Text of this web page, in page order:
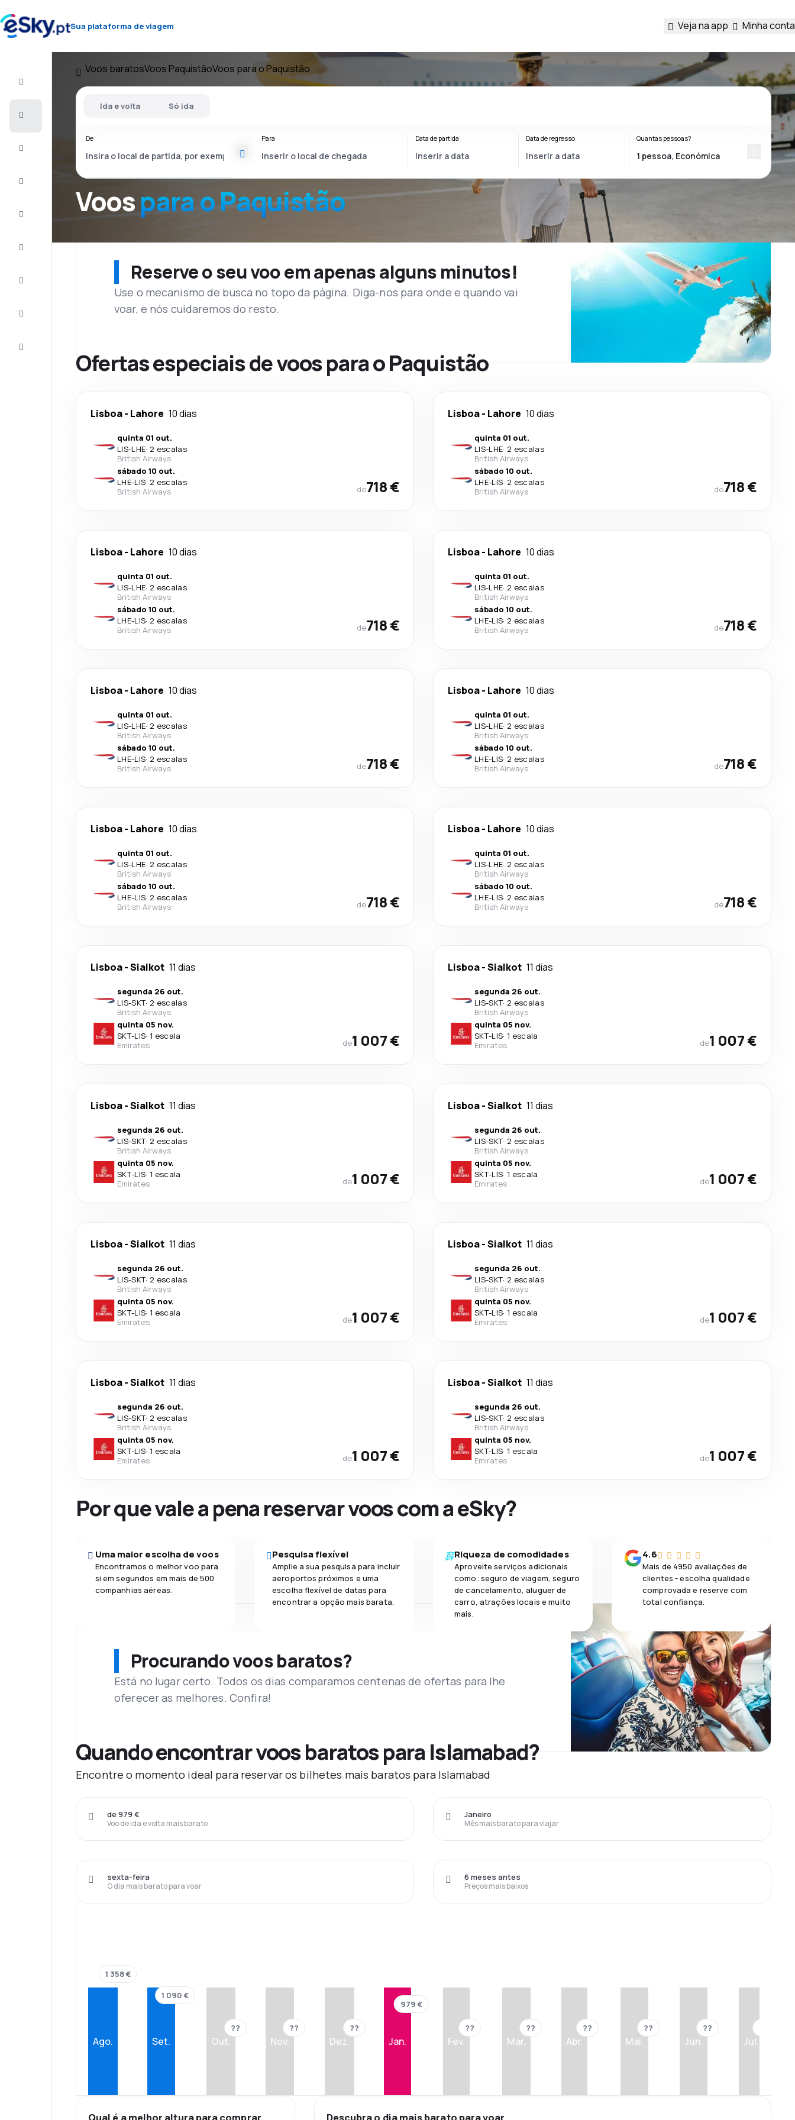
Sua plataforma de viagem Veja na app Minha conta
Voos baratosVoos PaquistãoVoos para o Paquistão
Voospara o Paquistão
Ida e volta Só ida
De Para Data de partida Data de regresso Quantas pessoas?
Reserve o seu voo em apenas alguns minutos!
Use o mecanismo de busca no topo da página. Diga-nos para onde e quando vai
voar, e nós cuidaremos do resto.
Ofertas especiais de voos para o Paquistão
Lisboa- Lahore 10 dias
quinta 01 out.
LIS-LHE· 2 escalas
British Airways
sábado 10 out.
LHE-LIS· 2 escalas
British Airways
de718 €
Lisboa- Lahore 10 dias
quinta 01 out.
LIS-LHE· 2 escalas
British Airways
sábado 10 out.
LHE-LIS· 2 escalas
British Airways
de718 €
Lisboa- Lahore 10 dias
quinta 01 out.
LIS-LHE· 2 escalas
British Airways
sábado 10 out.
LHE-LIS· 2 escalas
British Airways
de718 €
Lisboa- Lahore 10 dias
quinta 01 out.
LIS-LHE· 2 escalas
British Airways
sábado 10 out.
LHE-LIS· 2 escalas
British Airways
de718 €
Lisboa- Lahore 10 dias
quinta 01 out.
LIS-LHE· 2 escalas
British Airways
sábado 10 out.
LHE-LIS· 2 escalas
British Airways
de718 €
Lisboa- Lahore 10 dias
quinta 01 out.
LIS-LHE· 2 escalas
British Airways
sábado 10 out.
LHE-LIS· 2 escalas
British Airways
de718 €
Lisboa- Lahore 10 dias
quinta 01 out.
LIS-LHE· 2 escalas
British Airways
sábado 10 out.
LHE-LIS· 2 escalas
British Airways
de718 €
Lisboa- Lahore 10 dias
quinta 01 out.
LIS-LHE· 2 escalas
British Airways
sábado 10 out.
LHE-LIS· 2 escalas
British Airways
de718 €
Lisboa-Sialkot 11 dias
segunda 26 out.
LIS-SKT· 2 escalas
British Airways
quinta 05 nov.
SKT-LIS· 1 escala
Emirates
de1 007 €
Lisboa-Sialkot 11 dias
segunda 26 out.
LIS-SKT· 2 escalas
British Airways
quinta 05 nov.
SKT-LIS· 1 escala
Emirates
de1 007 €
Lisboa-Sialkot 11 dias
segunda 26 out.
LIS-SKT· 2 escalas
British Airways
quinta 05 nov.
SKT-LIS· 1 escala
Emirates
de1 007 €
Lisboa-Sialkot 11 dias
segunda 26 out.
LIS-SKT· 2 escalas
British Airways
quinta 05 nov.
SKT-LIS· 1 escala
Emirates
de1 007 €
Lisboa-Sialkot 11 dias
segunda 26 out.
LIS-SKT· 2 escalas
British Airways
quinta 05 nov.
SKT-LIS· 1 escala
Emirates
de1 007 €
Lisboa-Sialkot 11 dias
segunda 26 out.
LIS-SKT· 2 escalas
British Airways
quinta 05 nov.
SKT-LIS· 1 escala
Emirates
de1 007 €
Lisboa-Sialkot 11 dias
segunda 26 out.
LIS-SKT· 2 escalas
British Airways
quinta 05 nov.
SKT-LIS· 1 escala
Emirates
de1 007 €
Lisboa-Sialkot 11 dias
segunda 26 out.
LIS-SKT· 2 escalas
British Airways
quinta 05 nov.
SKT-LIS· 1 escala
Emirates
de1 007 €
Por que vale a pena reservar voos com a eSky?
Uma maior escolha de voos
Encontramos o melhor voo para
si em segundos em mais de 500
companhias aéreas.
Pesquisa flexível
Amplie a sua pesquisa para incluir
aeroportos próximos e uma
escolha flexível de datas para
encontrar a opção mais barata.
Riqueza de comodidades
Aproveite serviços adicionais
como: seguro de viagem, seguro
de cancelamento, aluguer de
carro, atrações locais e muito
mais.
4.6
Mais de 4950 avaliações de
clientes - escolha qualidade
comprovada e reserve com
total confiança.
Procurando voos baratos?
Está no lugar certo. Todos os dias comparamos centenas de ofertas para lhe
oferecer as melhores. Confira!
Quando encontrar voos baratos para Islamabad?
Encontre o momento ideal para reservar os bilhetes mais baratos para Islamabad
Voo de ida e volta mais barato
de 979 €
Mês mais barato para viajar
Janeiro
O dia mais barato para voar
sexta-feira
Preços mais baixos
6 meses antes
Ago.
1 358 €
Set.
1 090 €
Out.
??
Nov.
??
Dez.
??
Jan.
979 €
Fev.
??
Mar.
??
Abr.
??
Mai.
??
Jun.
??
Jul.